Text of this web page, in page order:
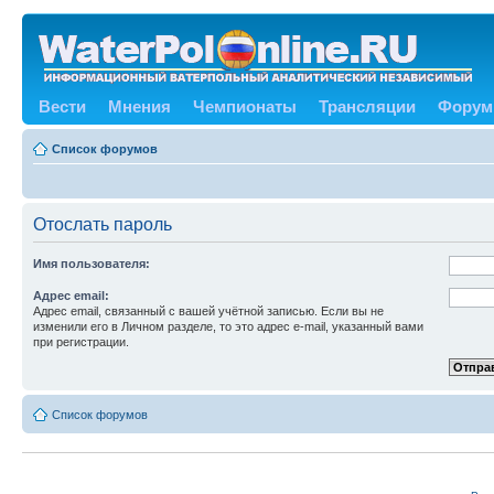
Вести Мнения Чемпионаты Трансляции Форум
Список форумов
Отослать пароль
Имя пользователя:
Адрес email:
Адрес email, связанный с вашей учётной записью. Если вы не
изменили его в Личном разделе, то это адрес e-mail, указанный вами
при регистрации.
Список форумов